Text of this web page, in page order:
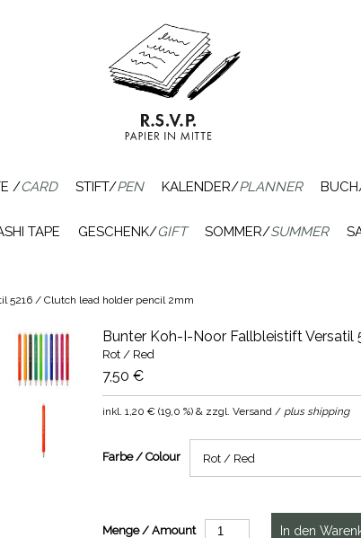
/CARD STIFT/PEN KALENDER/PLANNER
TAPE GESCHENK/GIFT SOMMER/SUMMER
5216 / Clutch lead holder pencil 2mm
Bunter Koh-I-Noor Fallbleistift
Rot / Red
7,50 €
inkl. 1,20 € (19,0 %) & zzgl. Versand / plus shipping
Farbe / Colour
Menge / Amount